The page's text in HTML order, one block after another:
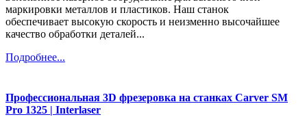
маркировки металлов и пластиков. Наш станок
обеспечивает высокую скорость и неизменно высочайшее
качество обработки деталей...
Подробнее...
Профессиональная 3D фрезеровка на станках Carver SM
Pro 1325 | Interlaser